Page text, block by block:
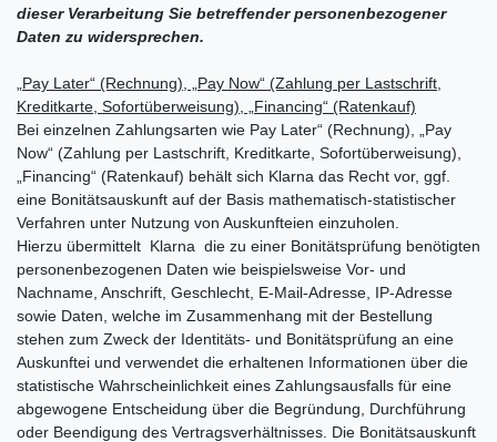
dieser Verarbeitung Sie betreffender personenbezogener
Daten zu widersprechen.
„Pay Later“ (Rechnung), „Pay Now“ (Zahlung per Lastschrift,
Kreditkarte, Sofortüberweisung), „Financing“ (Ratenkauf)
Bei einzelnen Zahlungsarten wie Pay Later“ (Rechnung), „Pay
Now“ (Zahlung per Lastschrift, Kreditkarte, Sofortüberweisung),
„Financing“ (Ratenkauf) behält sich Klarna das Recht vor, ggf.
eine Bonitätsauskunft auf der Basis mathematisch-statistischer
Verfahren unter Nutzung von Auskunfteien einzuholen.
Hierzu übermittelt Klarna die zu einer Bonitätsprüfung benötigten
personenbezogenen Daten wie beispielsweise Vor- und
Nachname, Anschrift, Geschlecht, E-Mail-Adresse, IP-Adresse
sowie Daten, welche im Zusammenhang mit der Bestellung
stehen zum Zweck der Identitäts- und Bonitätsprüfung an eine
Auskunftei und verwendet die erhaltenen Informationen über die
statistische Wahrscheinlichkeit eines Zahlungsausfalls für eine
abgewogene Entscheidung über die Begründung, Durchführung
oder Beendigung des Vertragsverhältnisses. Die Bonitätsauskunft